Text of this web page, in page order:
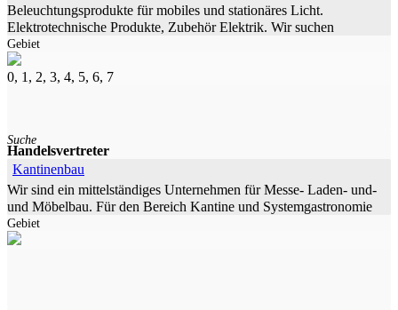
Beleuchtungsprodukte für mobiles und stationäres Licht.
Elektrotechnische Produkte, Zubehör Elektrik. Wir suchen
Handelsvertreter für verschiedene Vertriebsgebiete in Deutschland.
Vertriebskanäle
Gebiet
0, 1, 2, 3, 4, 5, 6, 7
Suche
Handelsvertreter
Kantinenbau
Wir sind ein mittelständiges Unternehmen für Messe- Laden- und-
und Möbelbau. Für den Bereich Kantine und Systemgastronomie
suchen wir einen selbständigen Handelsvertreter, gerne mit
Erfahrung und
Gebiet